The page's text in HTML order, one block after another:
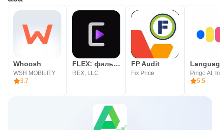
Whoosh
WSH MOBILITY
3.7
FLEX: фильмы и сериалы
REX, LLC
FP Audit
Fix Price
Pingo AI,
5.5